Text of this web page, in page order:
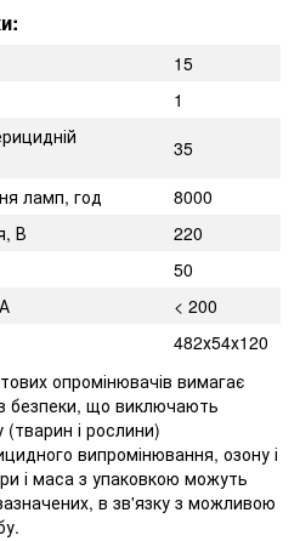
15
1
35
ламп, год
8000
В
220
50
< 200
482х54х120
опромінювачів вимагає
безпеки, що виключають
і рослини)
випромінювання, озону і
і маса з упаковкою можуть
в зв'язку з можливою